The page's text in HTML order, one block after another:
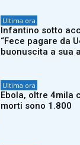
Ultima ora
Infantino sotto
“Fece pagare da
buonuscita a sua
Ultima ora
Ebola, oltre 4mila
morti sono 1.800